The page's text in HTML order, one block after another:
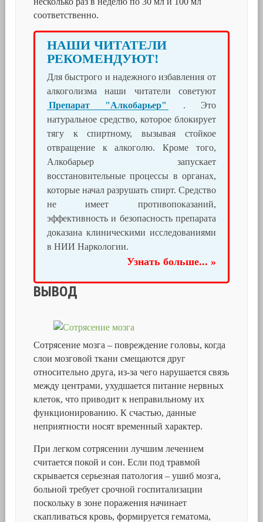
соответственно.
НАШИ ЧИТАТЕЛИ
РЕКОМЕНДУЮТ!
Для быстрого и надежного избавления от
алкоголизма наши читатели советуют
Препарат "Алкобарьер"
. Это
натуральное средство, которое блокирует
тягу к спиртному, вызывая стойкое
отвращение к алкоголю. Кроме того,
Алкобарьер запускает
восстановительные процессы в органах,
которые начал разрушать спирт. Средство
не имеет противопоказаний,
эффективность и безопасность препарата
доказана клиническими исследованиями
в НИИ Наркологии.
Узнать больше... »
ВЫВОД
Сотрясение мозга – повреждение головы, когда
слои мозговой ткани смещаются друг
относительно друга, из-за чего нарушается связь
между центрами, ухудшается питание нервных
клеток, что приводит к неправильному их
функционированию. К счастью, данные
неприятности носят временный характер.
При легком сотрясении лучшим лечением
считается покой и сон. Если под травмой
скрывается серьезная патология – ушиб мозга,
больной требует срочной госпитализации
поскольку в зоне поражения начинает
скапливаться кровь, формируется гематома,